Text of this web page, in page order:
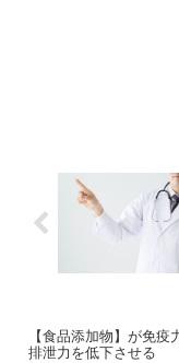
【食品添加物】が免疫
排泄力を低下させる